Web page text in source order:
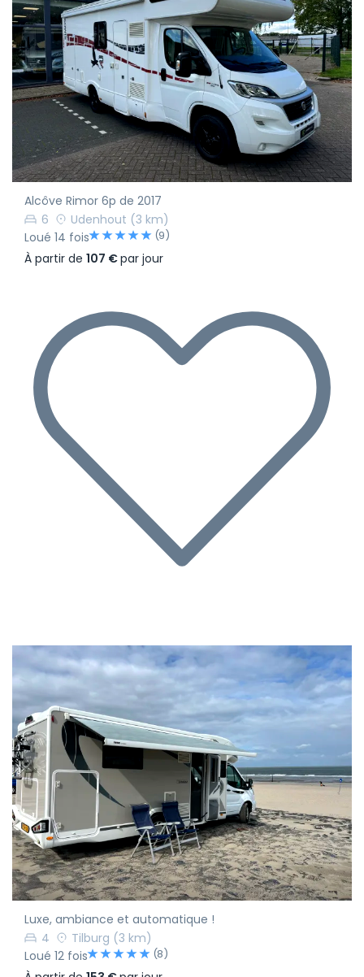
Alcôve Rimor 6p de 2017
6
Udenhout (3 km)
Loué 14 fois
(9)
À partir de 107 €par jour
Luxe, ambiance et automatique !
4
Tilburg (3 km)
Loué 12 fois
(8)